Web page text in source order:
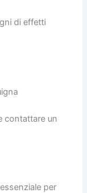
di effetti
contattare un
per